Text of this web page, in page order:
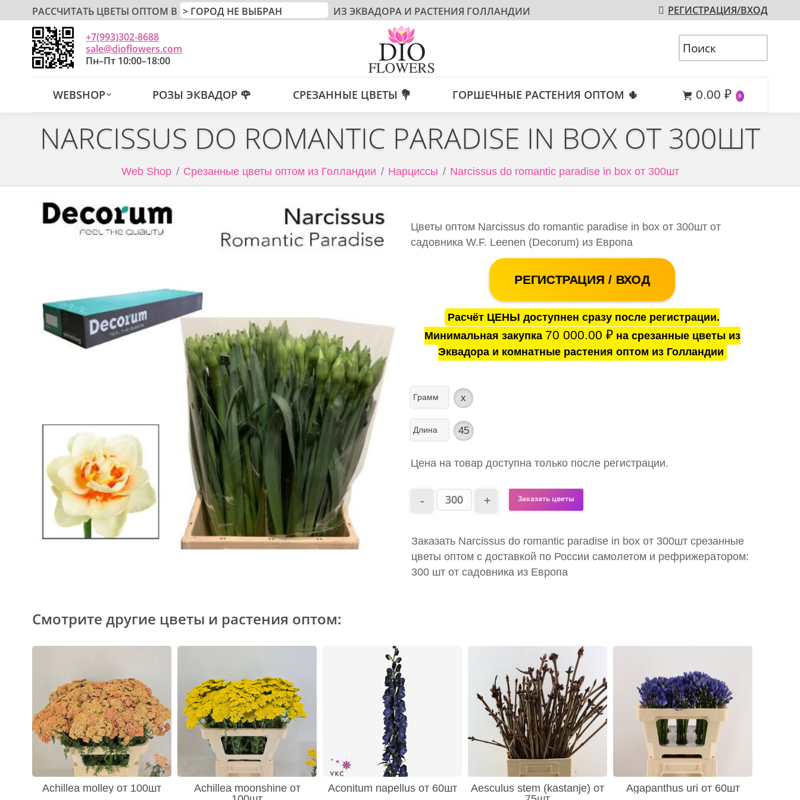
РАССЧИТАТЬ ЦВЕТЫ ОПТОМ В ИЗ ЭКВАДОРА И РАСТЕНИЯ ГОЛЛАНДИИ РЕГИСТРАЦИЯ/ВХОД
+7(993)302-8688
sale@dioflowers.com
Пн–Пт 10:00–18:00
WEBSHOP РОЗЫ ЭКВАДОР 🌹 СРЕЗАННЫЕ ЦВЕТЫ 💐 ГОРШЕЧНЫЕ РАСТЕНИЯ ОПТОМ 🌵 0.00 ₽ 0
NARCISSUS DO ROMANTIC PARADISE IN BOX ОТ 300ШТ
Web Shop Срезанные цветы оптом из Голландии Нарциссы Narcissus do romantic paradise in box от 300шт
Цветы оптом Narcissus do romantic paradise in box от 300шт от
садовника W.F. Leenen (Decorum) из Европа
РЕГИСТРАЦИЯ / ВХОД
Расчёт ЦЕНЫ доступнен сразу после регистрации.
Минимальная закупка 70 000.00 ₽на срезанные цветы из
Эквадора и комнатные растения оптом из Голландии
Грамм x
Длина 45
Цена на товар доступна только после регистрации.
Заказать цветы
Заказать Narcissus do romantic paradise in box от 300шт срезанные
цветы оптом с доставкой по России самолетом и рефрижератором:
300 шт от садовника из Европа
Смотрите другие цветы и растения оптом:
Achillea molley от 100шт
Achillea moonshine от
Aconitum napellus от 60шт
Aesculus stem (kastanje) от
Agapanthus uri от 60шт